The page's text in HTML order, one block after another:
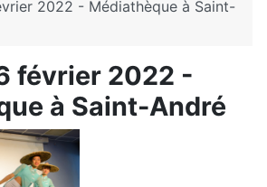
2022 - Médiathèque à Saint-
février 2022 -
à Saint-André